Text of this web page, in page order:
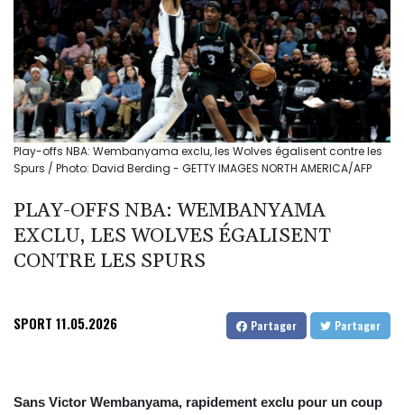
Play-offs NBA: Wembanyama exclu, les Wolves égalisent contre les
Spurs / Photo: David Berding - GETTY IMAGES NORTH AMERICA/AFP
PLAY-OFFS NBA: WEMBANYAMA
EXCLU, LES WOLVES ÉGALISENT
CONTRE LES SPURS
SPORT 11.05.2026 Partager Partager
Sans Victor Wembanyama, rapidement exclu pour un coup